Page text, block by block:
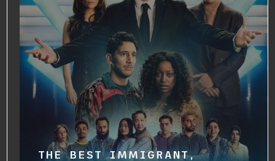
THE BEST IMMIGRANT,